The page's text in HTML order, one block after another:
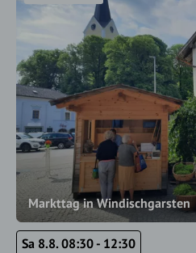
Markttag in Windischgarsten
Sa 8.8. 08:30 - 12:30